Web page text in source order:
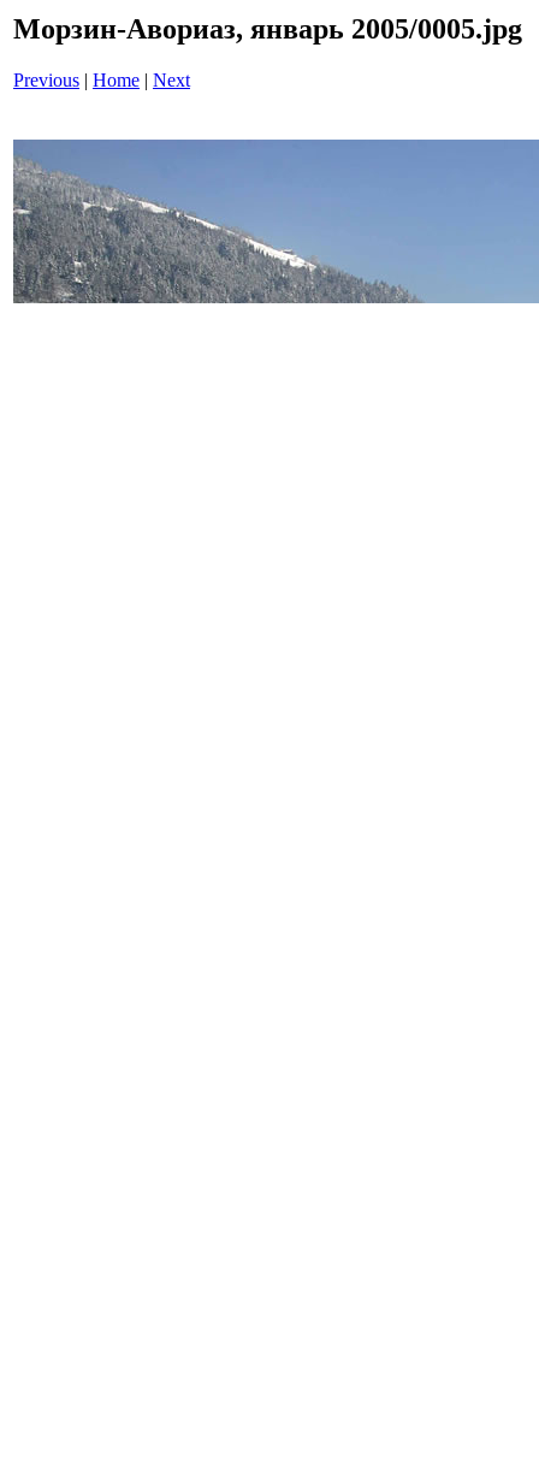
Морзин-Авориаз, январь 2005/0005.jpg
Previous | Home | Next